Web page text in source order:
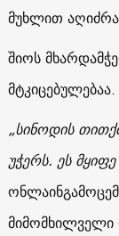
მუხლით
შიოს
„სინოდის
უჭერს. ეს
მიმომხილველი